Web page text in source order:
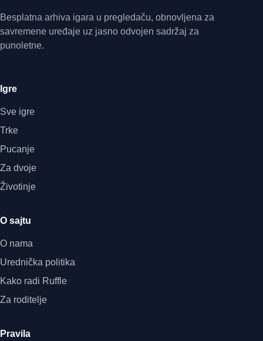
Besplatna arhiva igara u pregledaču, obnovljena za
savremene uređaje uz jasno odvojen sadržaj za
punoletne.
Igre
Sve igre
Trke
Pucanje
Za dvoje
Životinje
O sajtu
O nama
Urednička politika
Kako radi Ruffle
Za roditelje
Pravila